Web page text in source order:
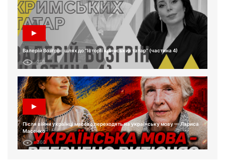
Валерій Возгрін: шлях до “Історії кримських татар” (частина 4)
291
Після війни українці масово переходять на українську мову — Лариса
Масенко
360